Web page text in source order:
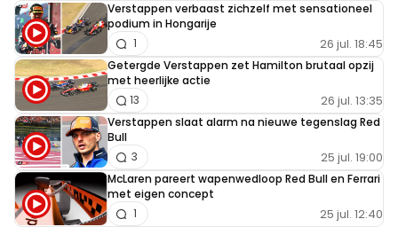
Verstappen verbaast zichzelf met sensationeel
podium in Hongarije
26 jul. 18:45
1
Getergde Verstappen zet Hamilton brutaal opzij
met heerlijke actie
26 jul. 13:35
13
Verstappen slaat alarm na nieuwe tegenslag Red
Bull
25 jul. 19:00
3
McLaren pareert wapenwedloop Red Bull en Ferrari
met eigen concept
25 jul. 12:40
1